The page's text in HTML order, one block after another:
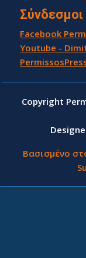
Σύνδεσμοι
Facebook
Youtube -
Copyright
Βασισμένο